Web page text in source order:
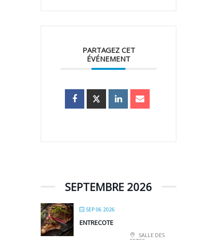
PARTAGEZ CET
ÉVÉNEMENT
SEPTEMBRE 2026
SEP 06 2026
ENTRECOTE
SALLE DES